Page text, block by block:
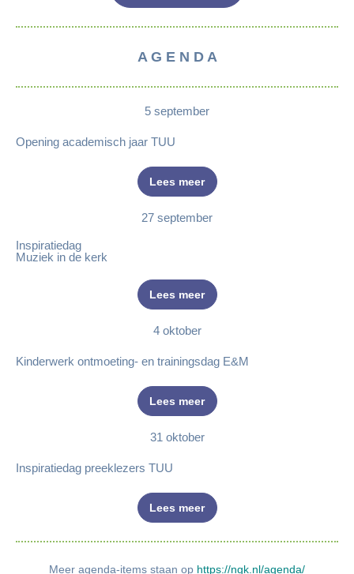
A G E N D A
5 september
Opening academisch jaar TUU
Lees meer
27 september
Inspiratiedag
Muziek in de kerk
Lees meer
4 oktober
Kinderwerk ontmoeting- en trainingsdag E&M
Lees meer
31 oktober
Inspiratiedag preeklezers TUU
Lees meer
Meer agenda-items staan op https://ngk.nl/agenda/